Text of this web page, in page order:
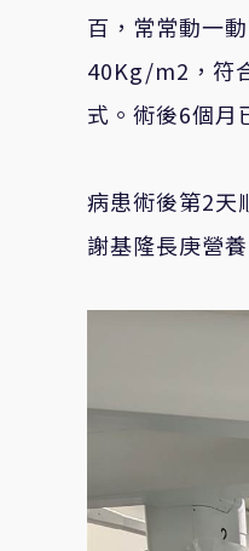
百，常常動一
40Kg/m2，符
式。術後6個月
病患術後第2天
謝基隆長庚營